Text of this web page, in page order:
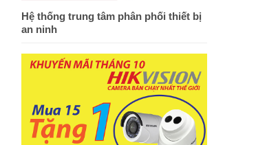
Hệ thống trung tâm phân phối thiết bị
an ninh